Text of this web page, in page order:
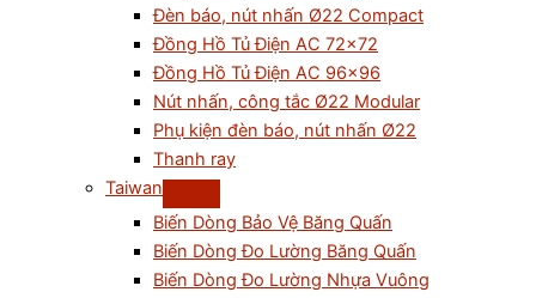
Đèn báo, nút nhấn Ø22 Compact
Đồng Hồ Tủ Điện AC 72×72
Đồng Hồ Tủ Điện AC 96×96
Nút nhấn, công tắc Ø22 Modular
Phụ kiện đèn báo, nút nhấn Ø22
Thanh ray
Taiwan
Biến Dòng Bảo Vệ Băng Quấn
Biến Dòng Đo Lường Băng Quấn
Biến Dòng Đo Lường Nhựa Vuông